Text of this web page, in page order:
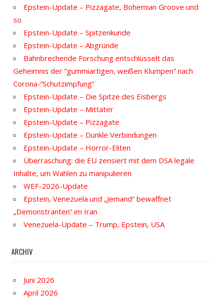
Epstein-Update – Pizzagate, Bohemian Groove und
so
Epstein-Update – Spitzenkunde
Epstein-Update – Abgründe
Bahnbrechende Forschung entschlüsselt das
Geheimnis der “gummiartigen, weißen Klumpen” nach
Corona-“Schutzimpfung”
Epstein-Update – Die Spitze des Eisbergs
Epstein-Update – Mittäter
Epstein-Update – Pizzagate
Epstein-Update – Dunkle Verbindungen
Epstein-Update – Horror-Eliten
Überraschung: die EU zensiert mit dem DSA legale
Inhalte, um Wahlen zu manipulieren
WEF-2026-Update
Epstein, Venezuela und „Jemand“ bewaffnet
„Demonstranten“ im Iran
Venezuela-Update – Trump, Epstein, USA
ARCHIV
Juni 2026
April 2026